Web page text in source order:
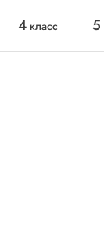
4 класс 5